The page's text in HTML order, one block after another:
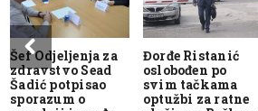
Šef Odjeljenja za
zdravstvo Sead
Šadić potpisao
sporazum o
Đorđe Ristanić
oslobođen po
svim tačkama
optužbi za ratne